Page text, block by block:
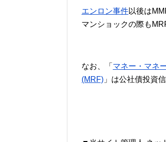
エンロン事件以後は
マンショックの際も
なお、「 マネー・マネ
(MRF) 」は公社債投資